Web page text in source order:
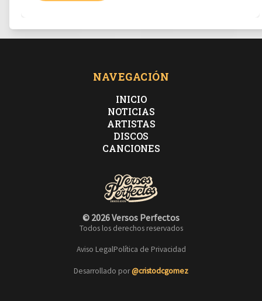
NAVEGACIÓN
INICIO
NOTICIAS
ARTISTAS
DISCOS
CANCIONES
© 2026 Versos Perfectos
Todos los derechos reservados
Aviso LegalPolítica de Privacidad
Desarrollado por@cristodcgomez